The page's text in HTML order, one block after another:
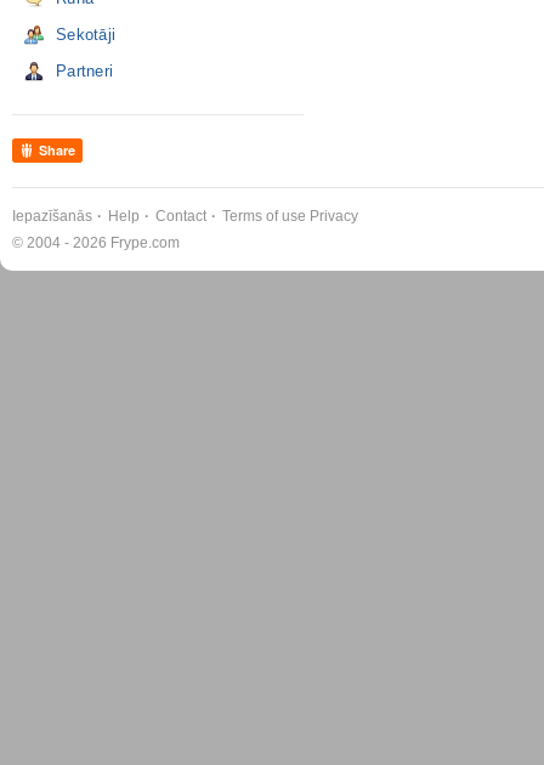
Sekotāji
Partneri
Share
Iepazīšanās Help Contact Terms of use Privacy
© 2004 - 2026 Frype.com